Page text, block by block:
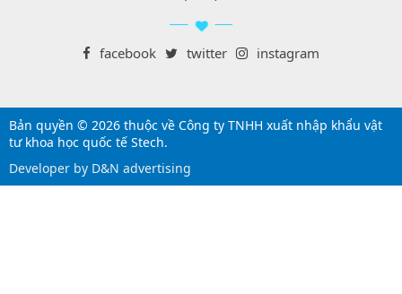
facebook twitter instagram
Bản quyền © 2026 thuộc về Công ty TNHH xuất nhập khẩu vật
tư khoa học quốc tế Stech.
Developer by D&N advertising